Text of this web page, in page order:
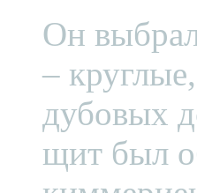
Он
–
дубовых
щит был